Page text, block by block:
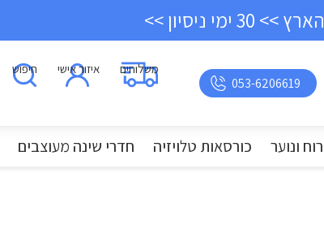
ניסיון >>
053-6206619
משלוחים איזור אישי חיפוש
ונוער כורסאות טלויזיה חדרי שינה מעוצבים